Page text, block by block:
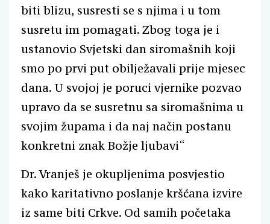
biti blizu, susresti se s njima i u tom
susretu im pomagati. Zbog toga je i
ustanovio Svjetski dan siromašnih koji
smo po prvi put obilježavali prije mjesec
dana. U svojoj je poruci vjernike pozvao
upravo da se susretnu sa siromašnima u
svojim župama i da naj način postanu
konkretni znak Božje ljubavi“
Dr. Vranješ je okupljenima posvjestio
kako karitativno poslanje kršćana izvire
iz same biti Crkve. Od samih početaka